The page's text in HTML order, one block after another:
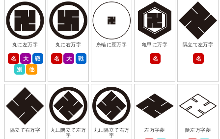
丸に左万字
名 大
戦
別
他
丸に右万字
名 大 戦
糸輪に豆万字 亀甲に万字
名
隅立て左万字
名
隅立て右万字
丸に隅立て左万
字
丸に隅立て右万
字
左万字菱 陰左万字菱